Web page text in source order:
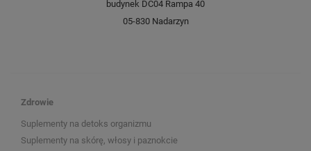
budynek DC04 Rampa 40
05-830 Nadarzyn
Zdrowie
Suplementy na detoks organizmu
Suplementy na skórę, włosy i paznokcie